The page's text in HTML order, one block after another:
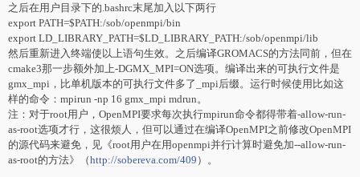
之后在用户目录下的.bashrc末尾加入以下两行
export PATH=$PATH:/sob/openmpi/bin
export LD_LIBRARY_PATH=$LD_LIBRARY_PATH:/sob/openmpi/lib
然后重新进入终端使以上语句生效 。之后编译GROMACS的方法同前，但在
cmake3那一步额外加上-DGMX_MPI=ON选项。编译出来的可执行文件是
gmx_mpi，比单机版本的可执行文件多了_mpi后缀。运行时候使用比如这
样的命令：mpirun -np 16 gmx_mpi mdrun。
注：对于root用户，OpenMPI要求每次执行mpirun命令都得带着-allow-run-
as-root选项才行，这很烦人，但可以通过在编译OpenMPI之前修改OpenMPI
的源代码来避免，见《root用户在用openmpi并行计算时避免加--allow-run-
as-root的方法》（http://sobereva.com/409 ）。